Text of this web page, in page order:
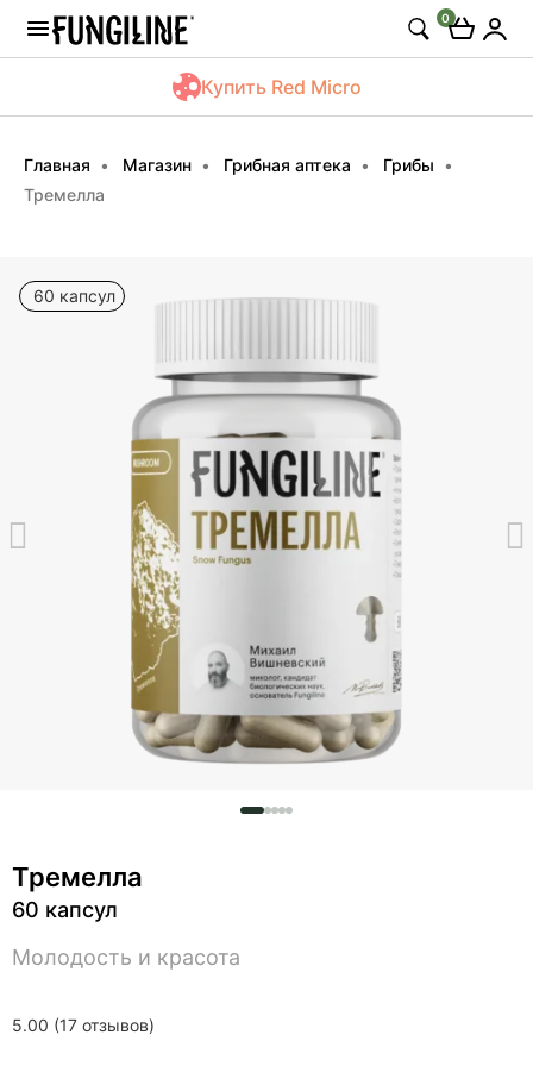
0
Купить Red Micro
Главная Магазин Грибная аптека
Грибы
Тремелла
60 капсул
5.00 (17 отзывов)
Тремелла
60 капсул
Молодость и красота